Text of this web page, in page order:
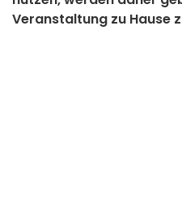
Veranstaltung zu Hause